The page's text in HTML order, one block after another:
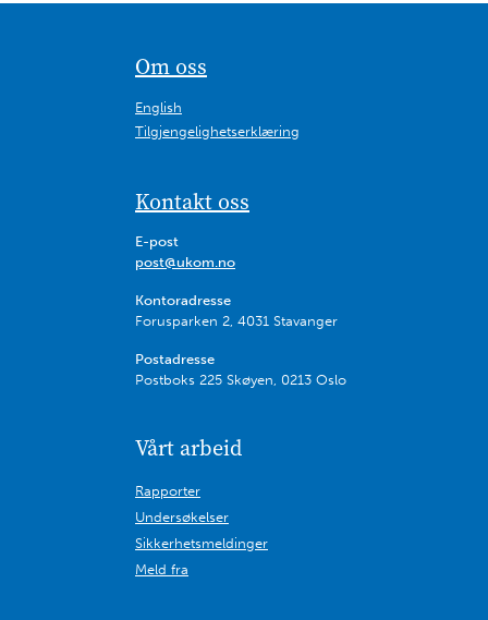
Vårt arbeid
Rapporter
Undersøkelser
Sikkerhetsmeldinger
Meld fra
Om oss
English
Tilgjengelighetserklæring
Kontakt oss
E-post
post@ukom.no
Kontoradresse
Forusparken 2, 4031 Stavanger
Postadresse
Postboks 225 Skøyen, 0213 Oslo